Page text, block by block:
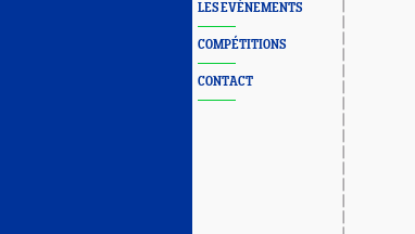
LES EVÈNEMENTS
COMPÉTITIONS
CONTACT